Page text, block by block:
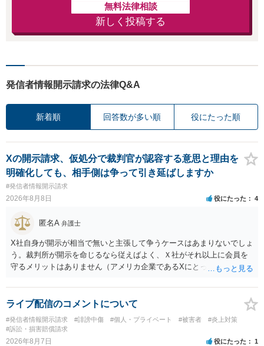
無料法律相談
新しく投稿する
発信者情報開示請求の法律Q&A
新着順 回答数が多い順 役にたった順
Xの開示請求、仮処分で裁判官が認容する意思と理由を
明確化しても、相手側は争って引き延ばしますか
#発信者情報開示請求
2026年8月8日 役にたった 4
匿名A 弁護士
X社自身が開示が相当で無いと主張して争うケースはあまりないでしょ
う。裁判所が開示を命じるなら従えばよく、Ｘ社がそれ以上に会員を
守るメリットはありません（アメリカ企業であるXにとって、日本の会
うかを争うよりも、「発信者情報の保有確認がまだできていない」な
どと言い訳して確認できるまで発令を引き伸ばす方で対応してくる方
す）。
ライブ配信のコメントについて
#発信者情報開示請求 #誹謗中傷 #個人・プライベート #被害者
#炎上対策
#訴訟・損害賠償請求
2026年8月7日 役にたった 1